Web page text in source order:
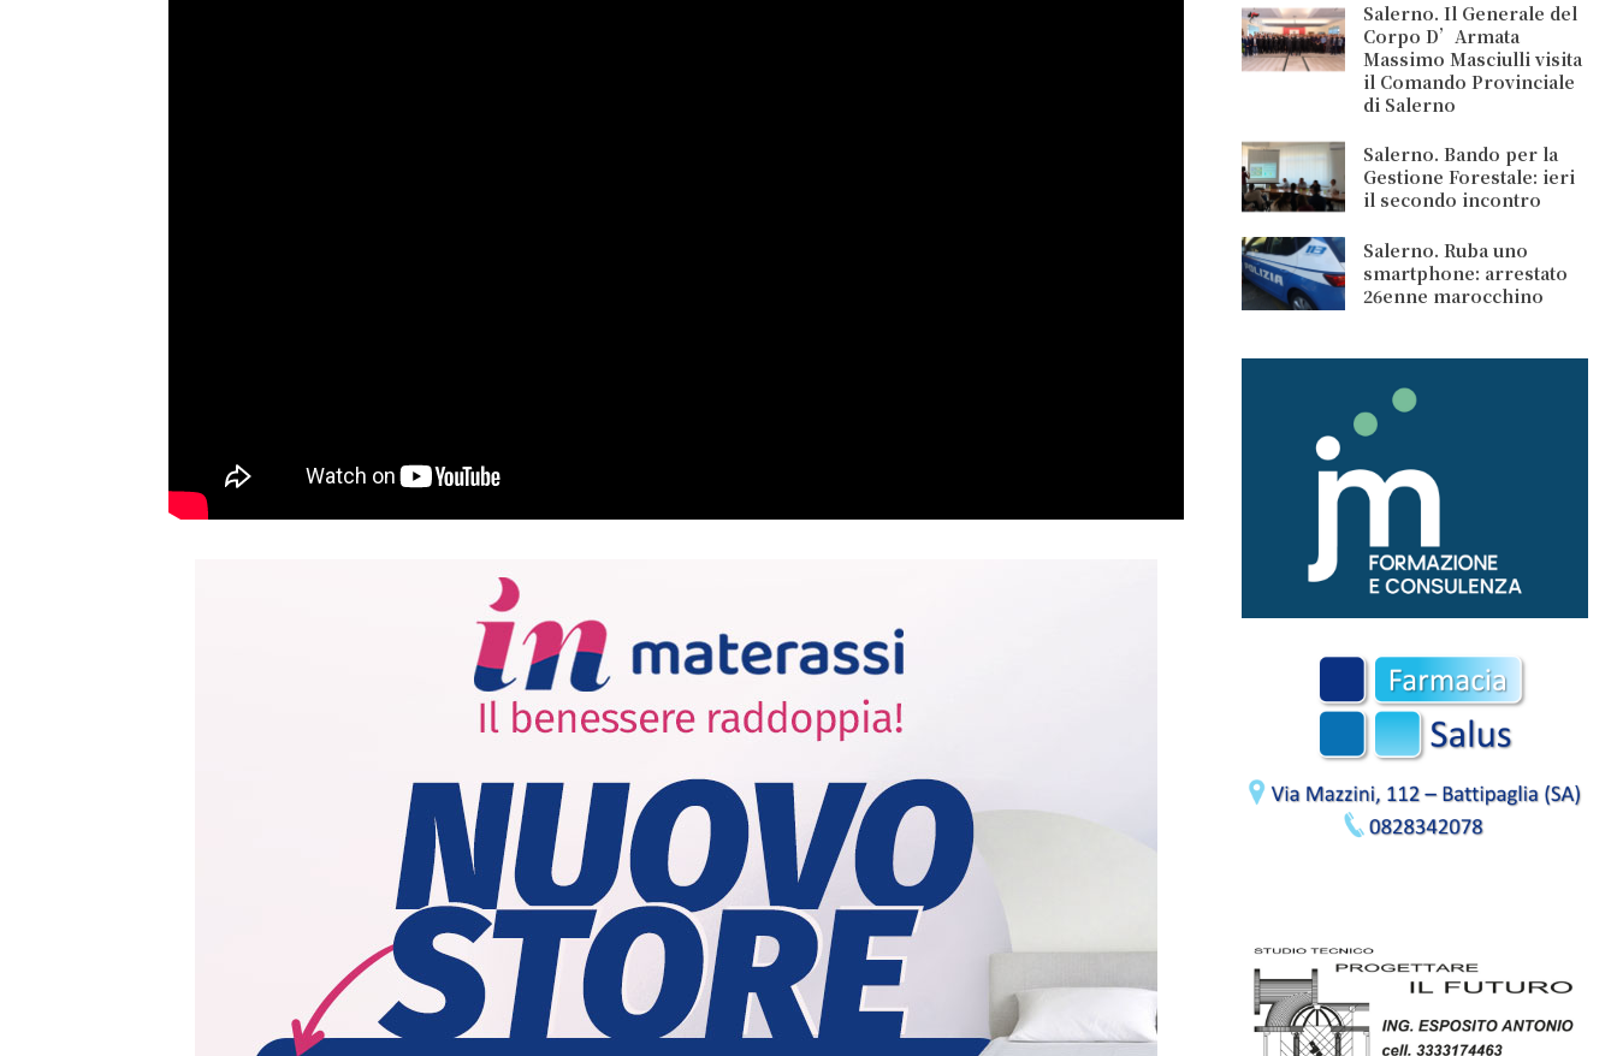
Salerno. Il Generale del
Corpo D’Armata
Massimo Masciulli visita
il Comando Provinciale
di Salerno
Salerno. Bando per la
Gestione Forestale: ieri
il secondo incontro
Salerno. Ruba uno
smartphone: arrestato
26enne marocchino